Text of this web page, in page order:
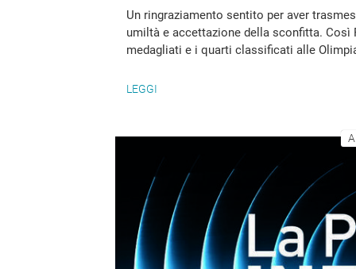
Un ringraziamento sentito per aver
umiltà e accettazione della sconfitta.
medagliati e i quarti classificati alle
LEGGI